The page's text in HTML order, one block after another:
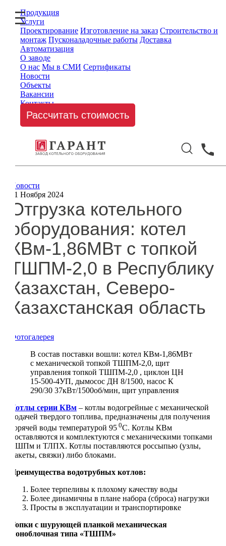
Продукция
Услуги
Проектирование Изготовление на заказ Строительство и
монтаж Пусконаладочные работы Доставка
Автоматизация
О заводе
О нас Мы в СМИ Сертификаты
Новости
Объекты
Вакансии
Контакты
Рассчитать стоимость
Новости
01 Ноября 2024
Отгрузка котельного
оборудования: котел
КВм-1,86МВт с топкой
ТШПМ-2,0 в Республику
Казахстан, Северо-
Казахстанская область
Фотогалерея
В состав поставки вошли: котел КВм-1,86МВт
с механической топкой ТШПМ-2,0, щит
управления топкой ТШПМ-2,0 , циклон ЦН
15-500-4УП, дымосос ДН 8/1500, насос К
290/30 37кВт/1500об/мин, щит управления
Котлы серии КВм – котлы водогрейные с механической
подачей твердого топлива, предназначены для получения
горячей воды температурой 95 0С. Котлы КВм
поставляются и комплектуются с механическими топками
ТШПм и ТЛПХ. Котлы поставляются россыпью (узлы,
пакеты, связки) либо блоками.
Преимущества водотрубных котлов:
Более терпеливы к плохому качеству воды
Более динамичны в плане набора (сброса) нагрузки
Просты в эксплуатации и транспортировке
Топки с шурующей планкой механическая
моноблочная типа «ТШПМ»